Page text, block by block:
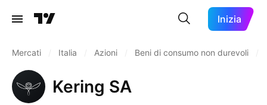
Inizia
Mercati Italia Azioni Beni di consumo non durevoli
Kering SA